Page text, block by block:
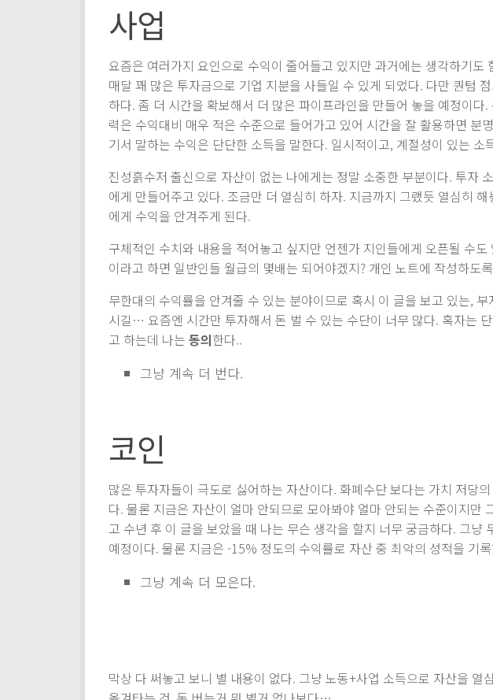
사업
요즘은 여러가지 요인으로 수익이 줄어들고 있지만 과거에는 생각하기도
매달 꽤 많은 투자금으로 기업 지분을 사들일 수 있게 되었다. 다만 퀀텀
하다. 좀 더 시간을 확보해서 더 많은 파이프라인을 만들어 놓을 예정이다
력은 수익대비 매우 적은 수준으로 들어가고 있어 시간을 잘 활용하면 분
기서 말하는 수익은 단단한 소득을 말한다. 일시적이고, 계절성이 있는 소
진성흙수저 출신으로 자산이 없는 나에게는 정말 소중한 부분이다. 투자
에게 만들어주고 있다. 조금만 더 열심히 하자. 지금까지 그랬듯 열심히
에게 수익을 안겨주게 된다.
구체적인 수치와 내용을 적어놓고 싶지만 언젠가 지인들에게 오픈될 수
이라고 하면 일반인들 월급의 몇배는 되어야겠지? 개인 노트에 작성하도
무한대의 수익률을 안겨줄 수 있는 분야이므로 혹시 이 글을 보고 있는,
시길… 요즘엔 시간만 투자해서 돈 벌 수 있는 수단이 너무 많다. 혹자는
고 하는데 나는 동의한다..
그냥 계속 더 번다.
코인
많은 투자자들이 극도로 싫어하는 자산이다. 화폐수단 보다는 가치 저당
다. 물론 지금은 자산이 얼마 안되므로 모아봐야 얼마 안되는 수준이지만
고 수년 후 이 글을 보았을 때 나는 무슨 생각을 할지 너무 궁금하다. 그냥
예정이다. 물론 지금은 -15% 정도의 수익률로 자산 중 최악의 성적을 기
그냥 계속 더 모은다.
막상 다 써놓고 보니 별 내용이 없다. 그냥 노동+사업 소득으로 자산을 열